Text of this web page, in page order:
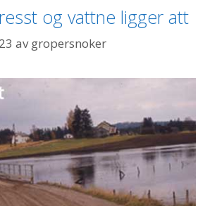
og vattne ligger att
avgropersnoker